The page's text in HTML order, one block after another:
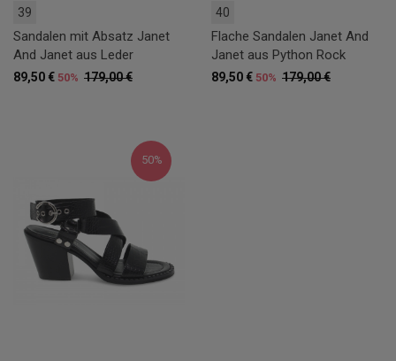
39
Sandalen mit Absatz Janet
And Janet aus Leder
179,00 €
89,50 € 50%
40
Flache Sandalen Janet And
Janet aus Python Rock
179,00 €
89,50 € 50%
50%